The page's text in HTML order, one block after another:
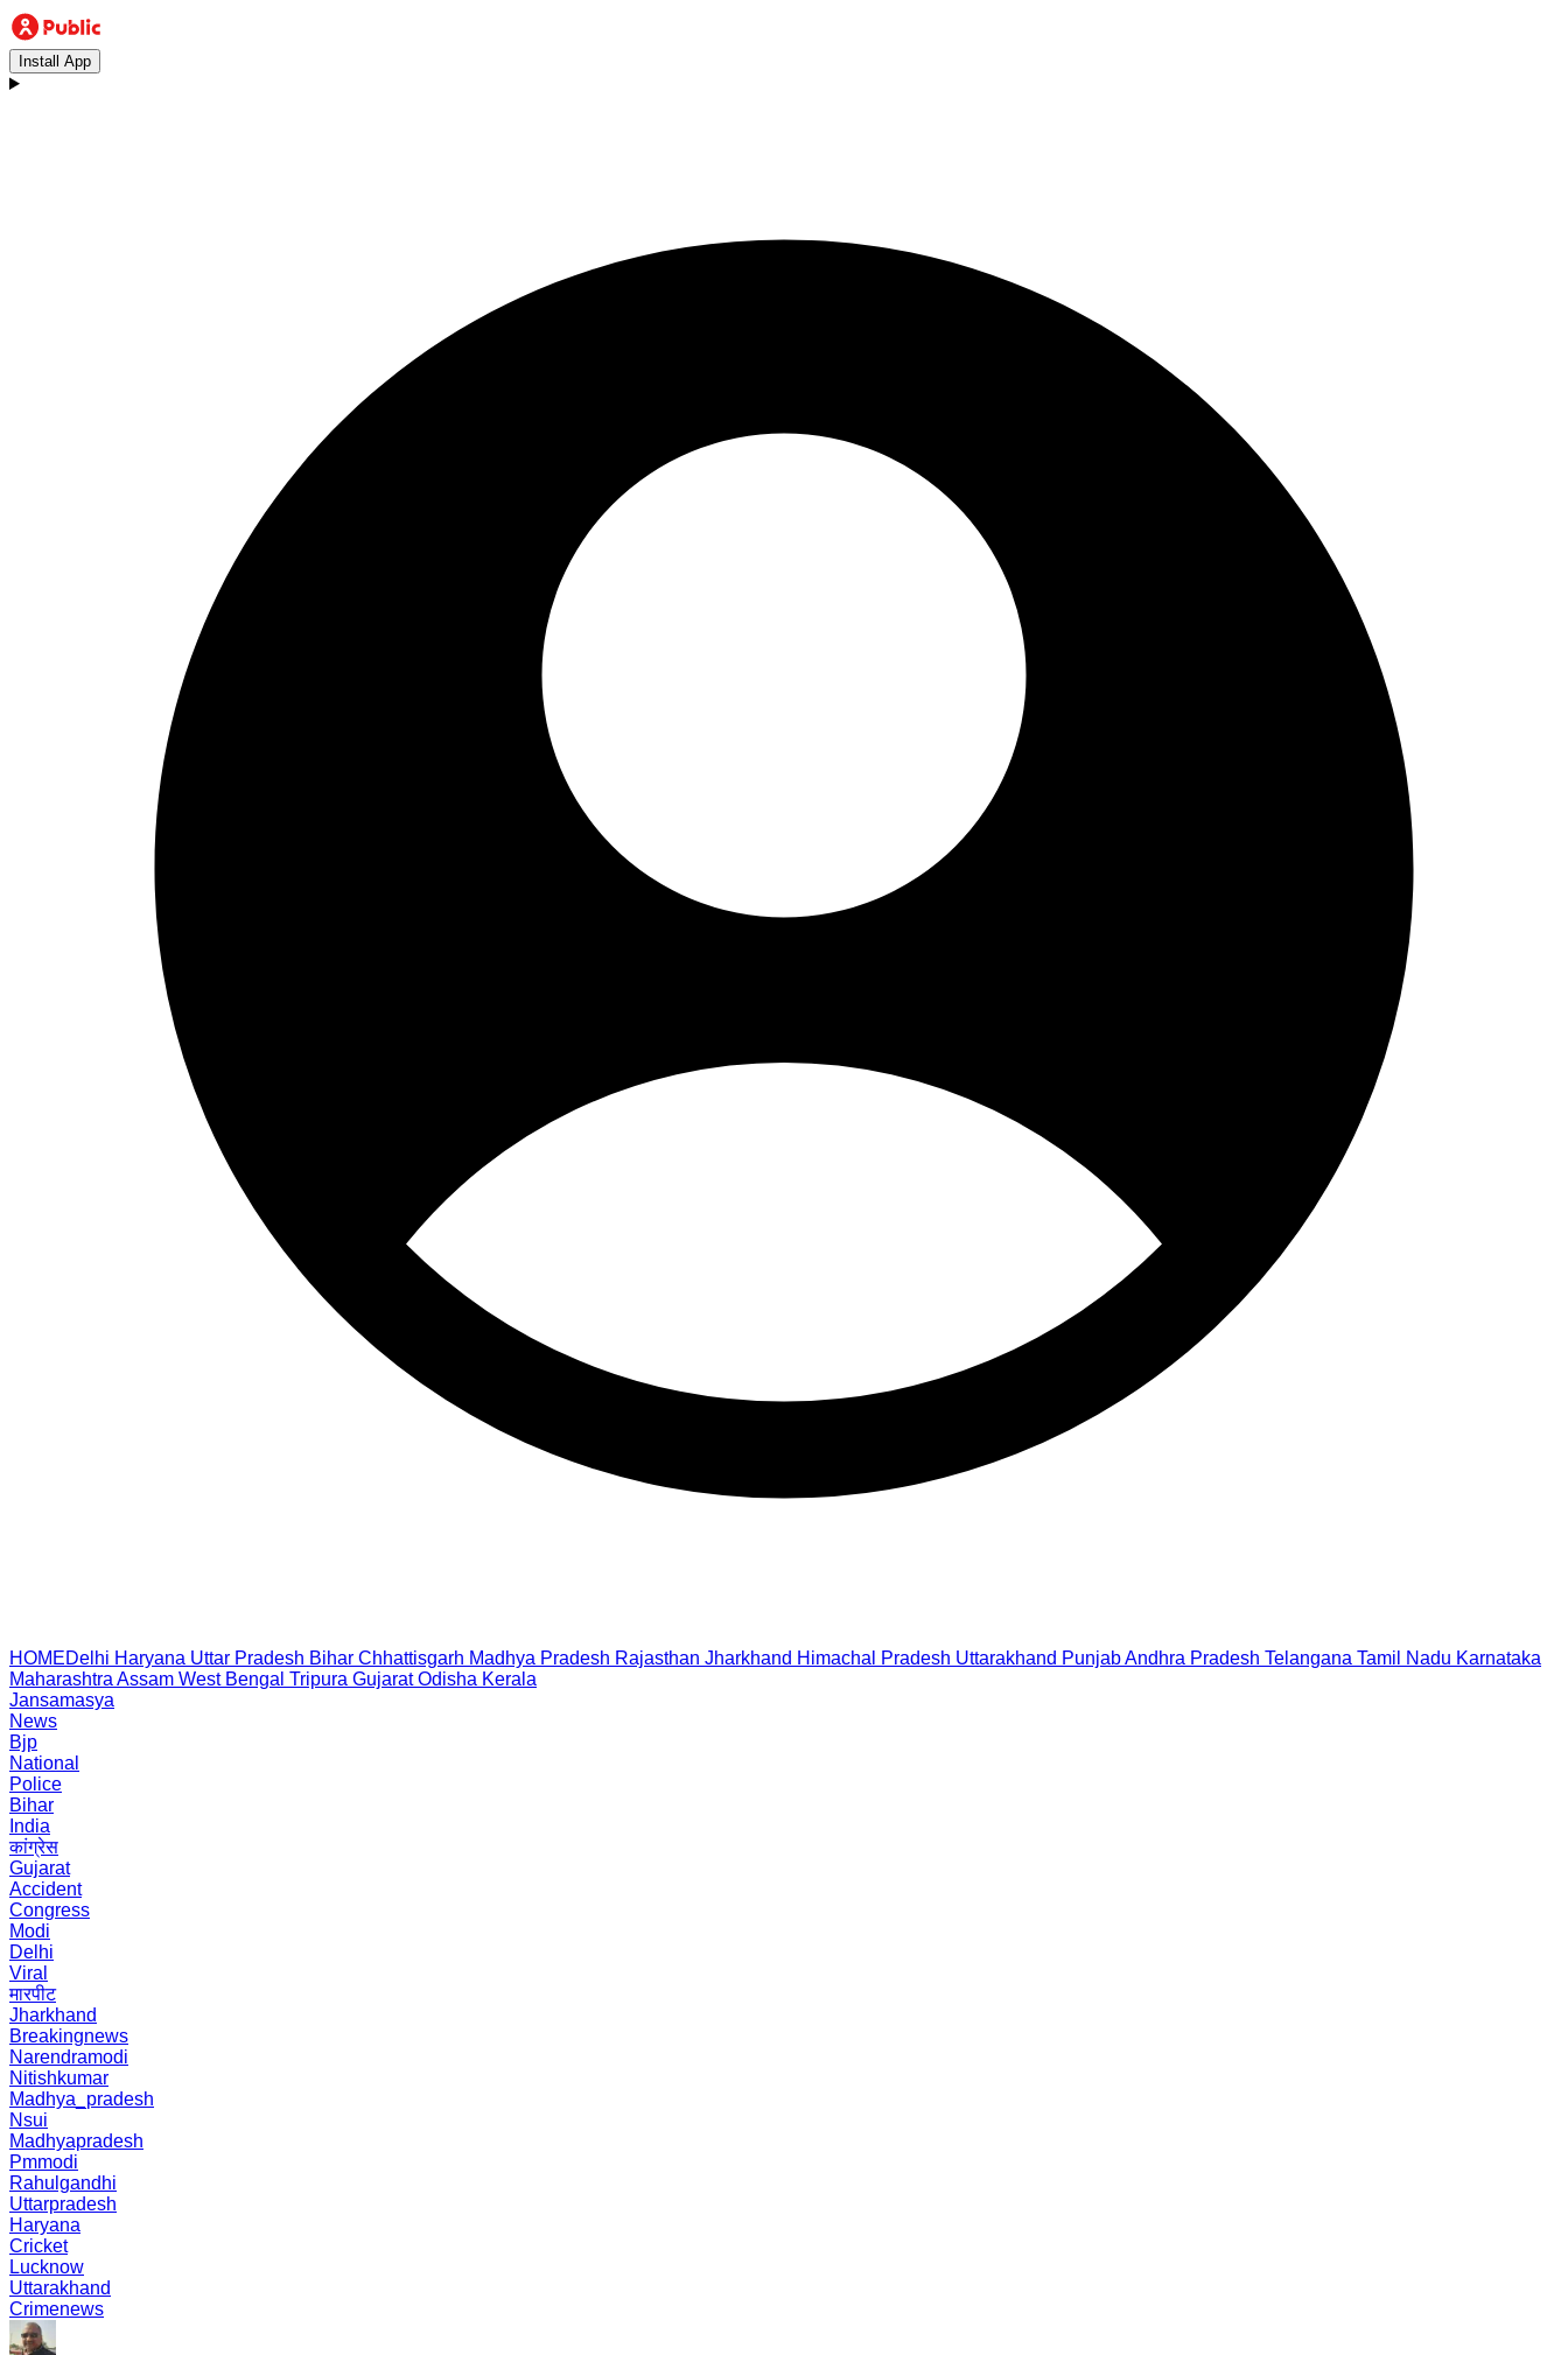
Install App
HOMEDelhi Haryana Uttar Pradesh Bihar Chhattisgarh Madhya Pradesh Rajasthan Jharkhand Himachal Pradesh Uttarakhand PunjabAndhra Pradesh Telangana Tamil Nadu Karnataka
Maharashtra Assam West Bengal Tripura Gujarat Odisha Kerala
Jansamasya
News
Bjp
National
Police
Bihar
India
कांग्रेस
Gujarat
Accident
Congress
Modi
Delhi
Viral
मारपीट
Jharkhand
Breakingnews
Narendramodi
Nitishkumar
Madhya_pradesh
Nsui
Madhyapradesh
Pmmodi
Rahulgandhi
Uttarpradesh
Haryana
Cricket
Lucknow
Uttarakhand
Crimenews